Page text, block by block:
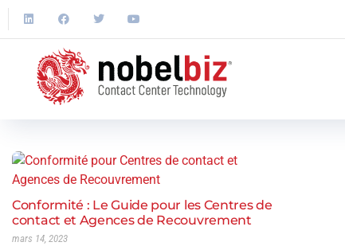
Conformité : Le Guide pour les Centres de
contact et Agences de Recouvrement
mars 14, 2023